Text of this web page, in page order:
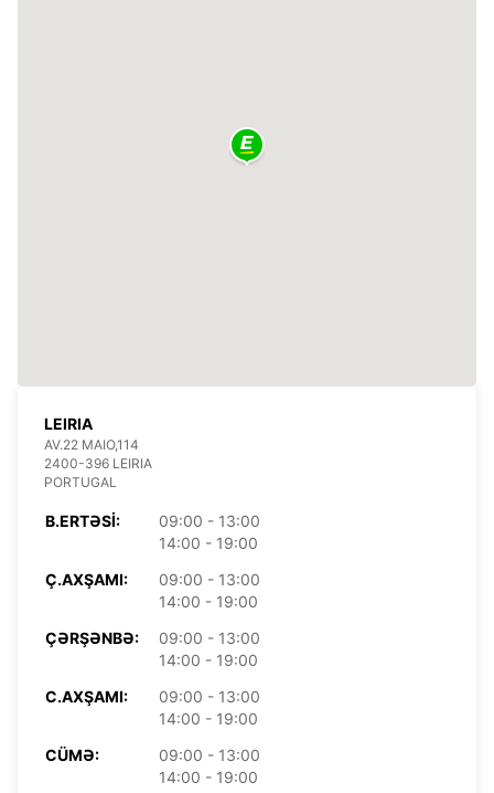
LEIRIA
AV.22 MAIO,114
2400-396 LEIRIA
PORTUGAL
B.ERTƏSI:
09:00 - 13:00
14:00 - 19:00
Ç.AXŞAMI:
09:00 - 13:00
14:00 - 19:00
ÇƏRŞƏNBƏ:
09:00 - 13:00
14:00 - 19:00
C.AXŞAMI:
09:00 - 13:00
14:00 - 19:00
CÜMƏ:
09:00 - 13:00
14:00 - 19:00